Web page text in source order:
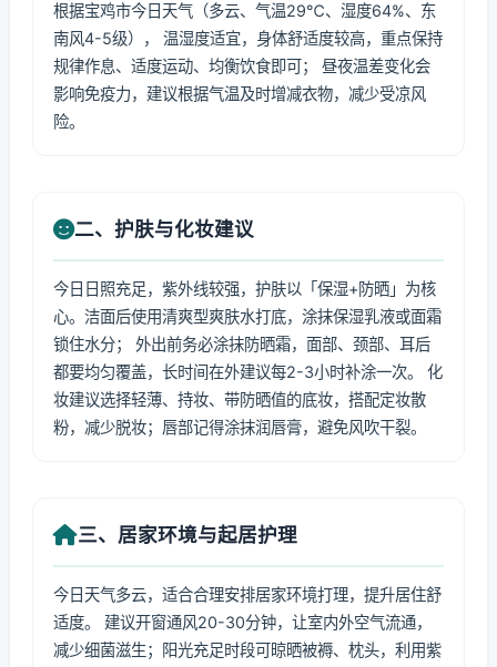
根据宝鸡市今日天气（多云、气温29℃、湿度64%、东
南风4-5级）， 温湿度适宜，身体舒适度较高，重点保持
规律作息、适度运动、均衡饮食即可； 昼夜温差变化会
影响免疫力，建议根据气温及时增减衣物，减少受凉风
险。
二、护肤与化妆建议
今日日照充足，紫外线较强，护肤以「保湿+防晒」为核
心。洁面后使用清爽型爽肤水打底，涂抹保湿乳液或面霜
锁住水分； 外出前务必涂抹防晒霜，面部、颈部、耳后
都要均匀覆盖，长时间在外建议每2-3小时补涂一次。 化
妆建议选择轻薄、持妆、带防晒值的底妆，搭配定妆散
粉，减少脱妆；唇部记得涂抹润唇膏，避免风吹干裂。
三、居家环境与起居护理
今日天气多云，适合合理安排居家环境打理，提升居住舒
适度。 建议开窗通风20-30分钟，让室内外空气流通，
减少细菌滋生；阳光充足时段可晾晒被褥、枕头，利用紫